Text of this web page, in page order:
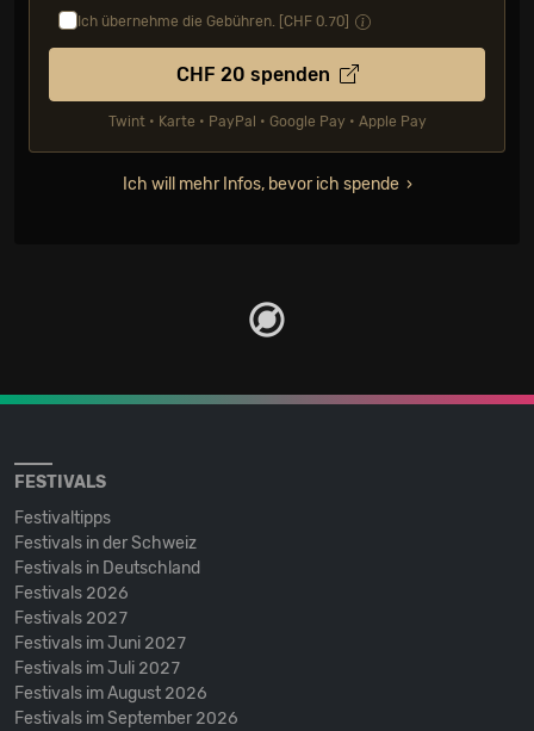
Ich übernehme die Gebühren. [CHF 0.70
CHF 20 spenden
Twint • Karte • PayPal • Google Pay • Apple Pay
Ich will mehr Infos, bevor ich spende
FESTIVALS
Festivaltipps
Festivals in der Schweiz
Festivals in Deutschland
Festivals 2026
Festivals 2027
Festivals im Juni 2027
Festivals im Juli 2027
Festivals im August 2026
Festivals im September 2026